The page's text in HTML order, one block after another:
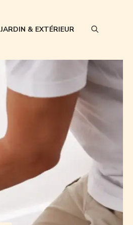
JARDIN & EXTÉRIEUR